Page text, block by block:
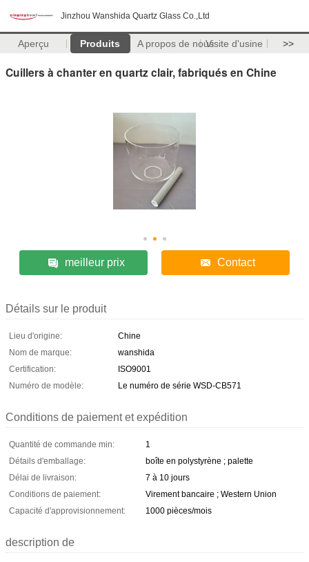
Jinzhou Wanshida Quartz Glass Co.,Ltd
Aperçu Produits A propos de nousVisite d'usine >>
Cuillers à chanter en quartz clair, fabriqués en Chine
meilleur prix Contact
Détails sur le produit
Lieu d'origine:
Chine
Nom de marque:
wanshida
Certification:
ISO9001
Numéro de modèle:
Le numéro de série WSD-CB571
Conditions de paiement et expédition
Quantité de commande min:
1
Détails d'emballage:
boîte en polystyrène ; palette
Délai de livraison:
7 à 10 jours
Conditions de paiement:
Virement bancaire ; Western Union
Capacité d'approvisionnement:
1000 pièces/mois
description de